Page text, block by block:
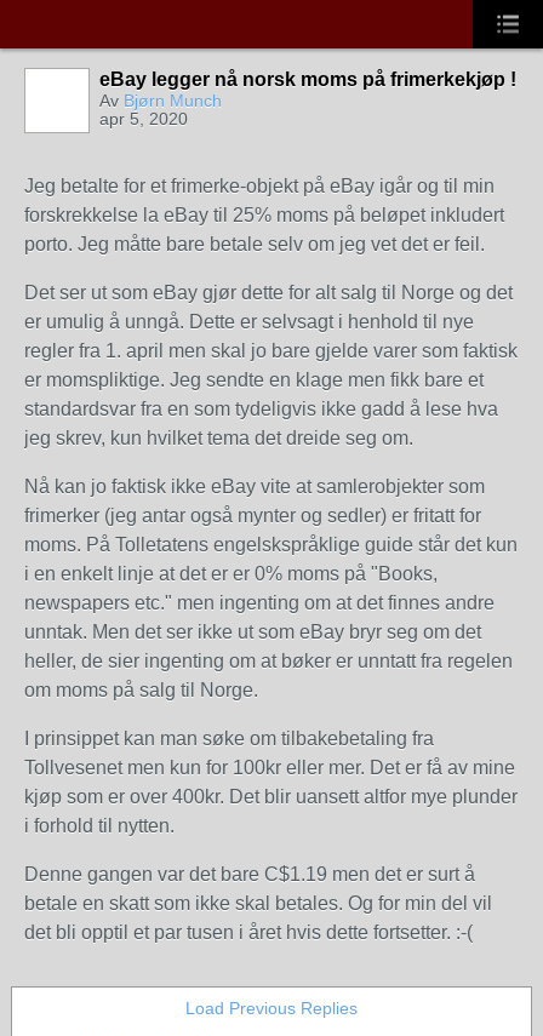
eBay legger nå norsk moms på frimerkekjøp !
Av Bjørn Munch
apr 5, 2020
Jeg betalte for et frimerke-objekt på eBay igår og til min
forskrekkelse la eBay til 25% moms på beløpet inkludert
porto. Jeg måtte bare betale selv om jeg vet det er feil.
Det ser ut som eBay gjør dette for alt salg til Norge og det
er umulig å unngå. Dette er selvsagt i henhold til nye
regler fra 1. april men skal jo bare gjelde varer som faktisk
er momspliktige. Jeg sendte en klage men fikk bare et
standardsvar fra en som tydeligvis ikke gadd å lese hva
jeg skrev, kun hvilket tema det dreide seg om.
Nå kan jo faktisk ikke eBay vite at samlerobjekter som
frimerker (jeg antar også mynter og sedler) er fritatt for
moms. På Tolletatens engelskspråklige guide står det kun
i en enkelt linje at det er er 0% moms på "Books,
newspapers etc." men ingenting om at det finnes andre
unntak. Men det ser ikke ut som eBay bryr seg om det
heller, de sier ingenting om at bøker er unntatt fra regelen
om moms på salg til Norge.
I prinsippet kan man søke om tilbakebetaling fra
Tollvesenet men kun for 100kr eller mer. Det er få av mine
kjøp som er over 400kr. Det blir uansett altfor mye plunder
i forhold til nytten.
Denne gangen var det bare C$1.19 men det er surt å
betale en skatt som ikke skal betales. Og for min del vil
det bli opptil et par tusen i året hvis dette fortsetter. :-(
Load Previous Replies